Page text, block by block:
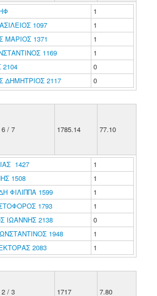
1
1097
1
1371
1
1169
1
0
ΔΗΜΗΤΡΙΟΣ 2117
0
6 / 7 1785.14 77.10
1427
1
1508
1
ΦΙΛΙΠΠΑ 1599
1
1793
1
ΙΩΑΝΝΗΣ 2138
0
1948
1
2083
1
2 / 3 1717 7.80